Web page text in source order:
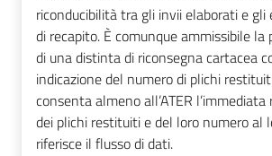
riconducibilità tra gli invii elaborati e gli
di recapito. È comunque ammissibile la
di una distinta di riconsegna cartacea
indicazione del numero di plichi
consenta almeno all’ATER
dei plichi restituiti e del loro numero al
riferisce il flusso di dati.